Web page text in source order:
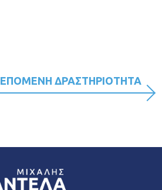
ΕΠΟΜΕΝΗ ΔΡΑΣΤΗΡΙΟΤΗΤΑ